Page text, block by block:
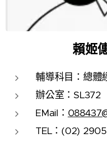
賴姬
輔導科目：總體
辦公室：SL372
EMail：
TEL：(02)